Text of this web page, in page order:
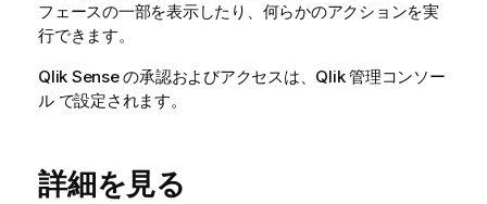
フェースの一部を表示したり、何らかのアクションを実
行できます。
Qlik Senseの承認およびアクセスは、 Qlik 管理コンソー
ルで設定されます。
詳細を見る